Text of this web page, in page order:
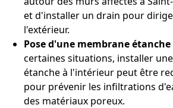
et d'installer un drain pour
l'extérieur.
Pose d'une membrane étanche
certaines situations, installer
étanche à l'intérieur peut être
pour prévenir les infiltrations
des matériaux poreux.